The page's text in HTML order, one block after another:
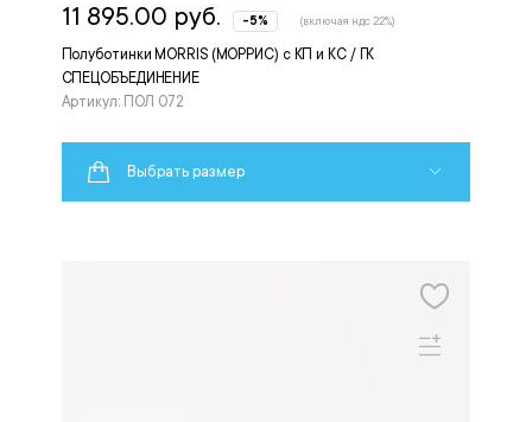
Полуботинки MORRIS (МОРРИС) с КП и КС / ГК
СПЕЦОБЪЕДИНЕНИЕ
Артикул: ПОЛ 072
11 895.00 руб. -5% (включая ндс 22%)
Выбрать размер